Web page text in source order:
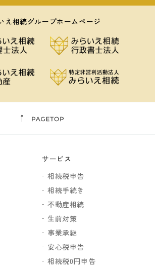
え相続グループホームページ
サービス
相続税申告
相続手続き
不動産相続
生前対策
事業承継
安心税申告
相続税0円申告